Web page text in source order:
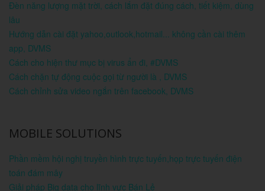
Đèn năng lượng mặt trời, cách lắm đặt đúng cách, tiết kiệm, dùng
lâu
Hướng dẫn cài đặt yahoo,outlook,hotmail... không cần cài thêm
app, DVMS
Cách cho hiện thư mục bị virus ẩn đi, #DVMS
Cách chặn tự động cuộc gọi từ người là , DVMS
Cách chỉnh sửa video ngắn trên facebook, DVMS
MOBILE SOLUTIONS
Phần mềm hội nghị truyền hình trực tuyến,họp trực tuyến điện
toán đám mây
Giải pháp Big data cho lĩnh vực Bán Lẻ